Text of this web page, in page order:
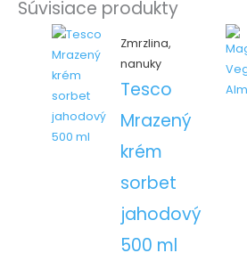
Súvisiace produkty
Zmrzlina,
nanuky
Tesco
Mrazený
krém
sorbet
jahodový
500 ml